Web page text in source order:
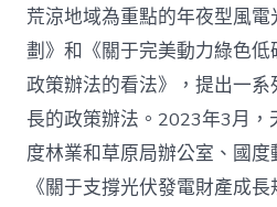
荒涼地域為重點的年夜型風
劃》和《關于完美動力綠色
政策辦法的看法》，提出一
長的政策辦法。2023年3月，
度林業和草原局辦公室、國
《關于支撐光伏發電財產成